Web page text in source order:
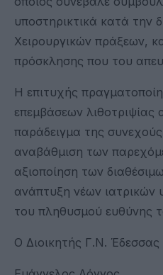
υποστηρικτικά κατά την
Χειρουργικών πράξεων,
πρόσκλησης που του
Η επιτυχής
επεμβάσεων λιθοτριψίας
παράδειγμα της
αναβάθμιση των
αξιοποίηση των
ανάπτυξη νέων ιατρικών
του πληθυσμού ευθύνης
Ο Διοικητής Γ.Ν. Έδεσσας